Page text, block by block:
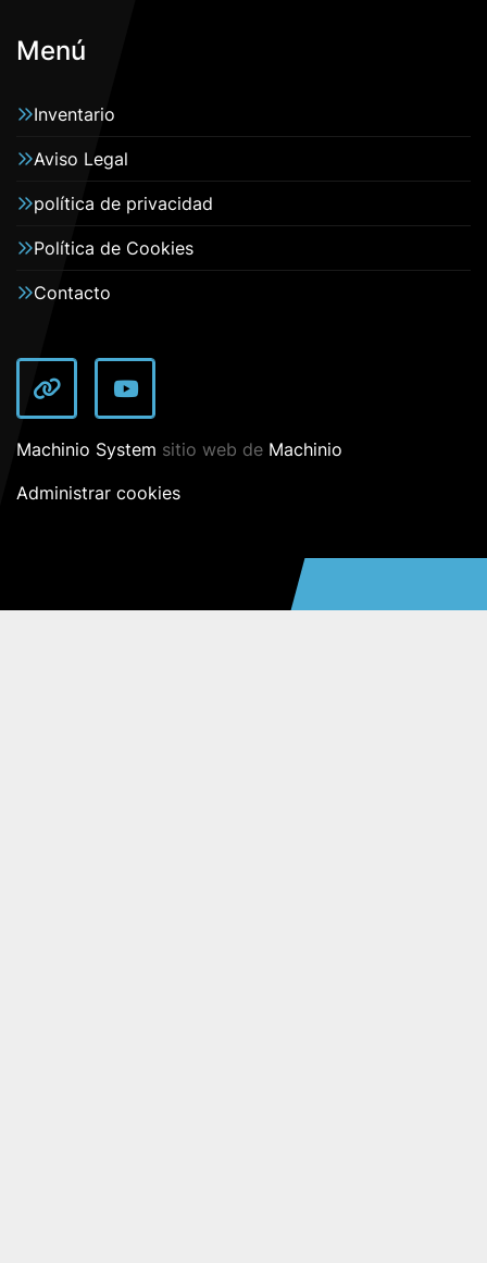
Menú
Inventario
Aviso Legal
política de privacidad
Política de Cookies
Contacto
other youtube
Machinio System sitio web de Machinio
Administrar cookies